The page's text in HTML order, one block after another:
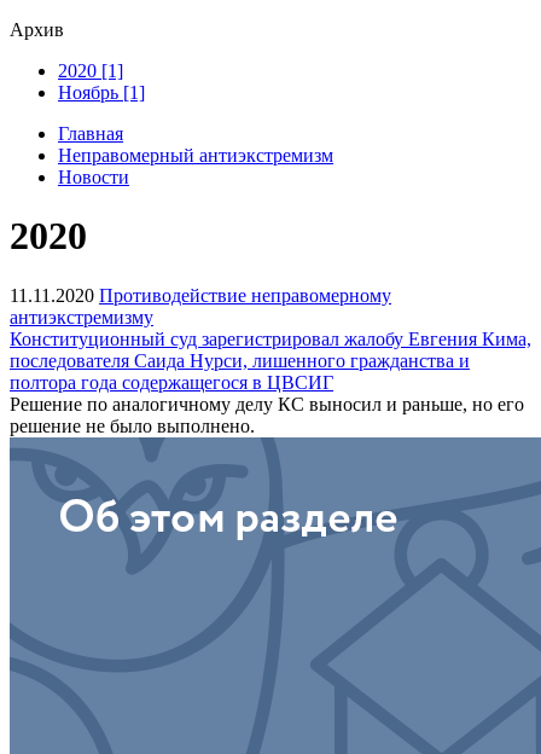
Архив
2020 [1]
Ноябрь [1]
Главная
Неправомерный антиэкстремизм
Новости
2020
11.11.2020 Противодействие неправомерному
антиэкстремизму
Конституционный суд зарегистрировал жалобу Евгения Кима,
последователя Саида Нурси, лишенного гражданства и
полтора года содержащегося в ЦВСИГ
Решение по аналогичному делу КС выносил и раньше, но его
решение не было выполнено.